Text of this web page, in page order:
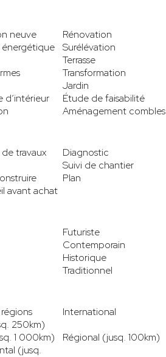
neuve
Rénovation
Surélévation
Terrasse
Transformation
Jardin
d’intérieur
Étude de faisabilité
Aménagement combles
travaux
Diagnostic
Suivi de chantier
Plan
avant achat
Futuriste
Contemporain
Historique
Traditionnel
250km)
International
1 000km)
Régional (jusq. 100km)
(jusq.